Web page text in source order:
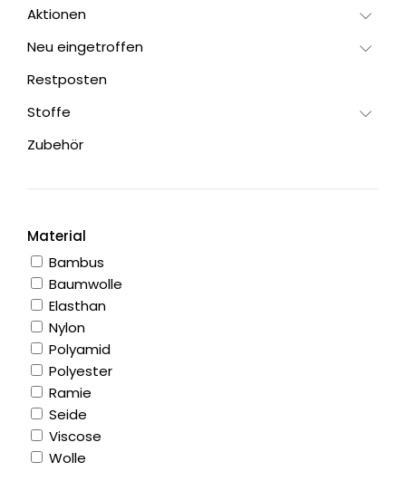
Aktionen
Neu eingetroffen
Restposten
Stoffe
Zubehör
Material
Bambus
Baumwolle
Elasthan
Nylon
Polyamid
Polyester
Ramie
Seide
Viscose
Wolle